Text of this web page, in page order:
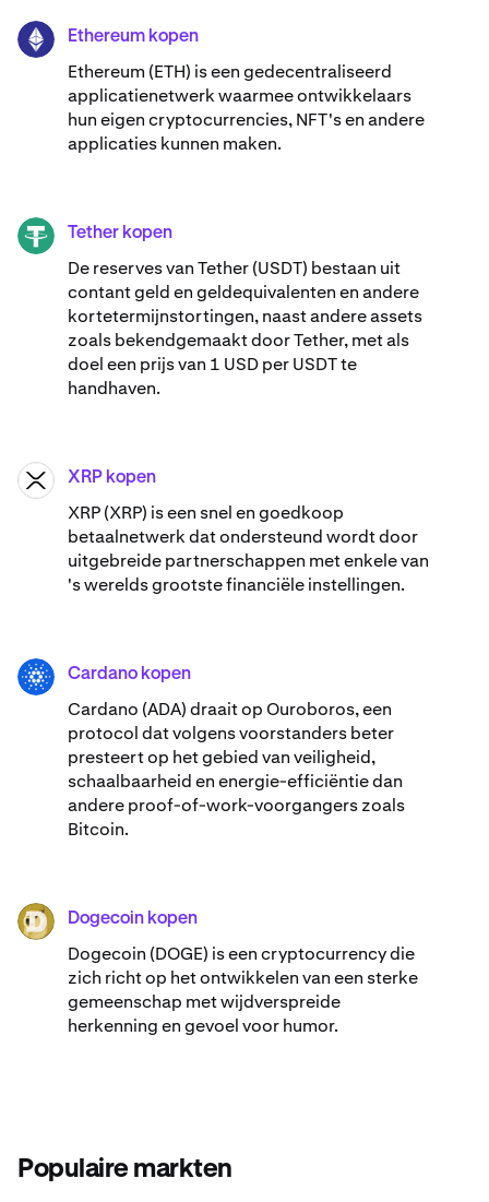
ETH Ethereum kopen
Ethereum (ETH) is een gedecentraliseerd
applicatienetwerk waarmee ontwikkelaars
hun eigen cryptocurrencies, NFT's en andere
applicaties kunnen maken.
USDT Tether kopen
De reserves van Tether (USDT) bestaan uit
contant geld en geldequivalenten en andere
kortetermijnstortingen, naast andere assets
zoals bekendgemaakt door Tether, met als
doel een prijs van 1 USD per USDT te
handhaven.
XRP XRP kopen
XRP (XRP) is een snel en goedkoop
betaalnetwerk dat ondersteund wordt door
uitgebreide partnerschappen met enkele van
's werelds grootste financiële instellingen.
ADA Cardano kopen
Cardano (ADA) ​​draait op Ouroboros, een
protocol dat volgens voorstanders beter
presteert op het gebied van veiligheid,
schaalbaarheid en energie-efficiëntie dan
andere proof-of-work-voorgangers zoals
Bitcoin.
DOGE Dogecoin kopen
Dogecoin (DOGE) is een cryptocurrency die
zich richt op het ontwikkelen van een sterke
gemeenschap met wijdverspreide
herkenning en gevoel voor humor.
Populaire markten